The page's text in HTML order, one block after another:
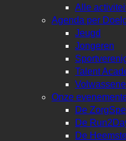
Alle
Agenda per
Jeugd
Jongeren
Talent
Onze
De
De
De